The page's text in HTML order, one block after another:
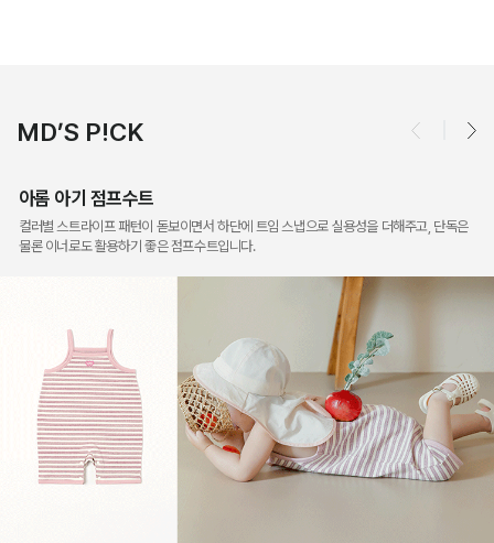
MD’S P!CK
아롬 아기 점프수트
컬러별 스트라이프 패턴이 돋보이면서 하단에 트임 스냅으로 실용성을 더해주고, 단독은
물론 이너로도 활용하기 좋은 점프수트입니다.